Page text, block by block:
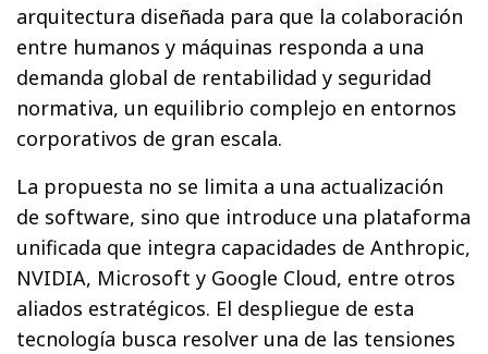
arquitectura diseñada para que la colaboración
entre humanos y máquinas responda a una
demanda global de rentabilidad y seguridad
normativa, un equilibrio complejo en entornos
corporativos de gran escala.
La propuesta no se limita a una actualización
de software, sino que introduce una plataforma
unificada que integra capacidades de Anthropic,
NVIDIA, Microsoft y Google Cloud, entre otros
aliados estratégicos. El despliegue de esta
tecnología busca resolver una de las tensiones